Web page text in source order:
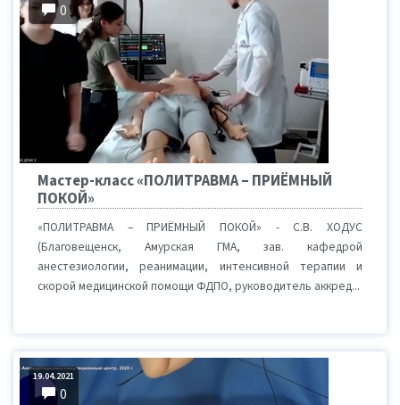
0
Мастер-класс «ПОЛИТРАВМА – ПРИЁМНЫЙ
ПОКОЙ»
«ПОЛИТРАВМА – ПРИЁМНЫЙ ПОКОЙ» - С.В. ХОДУС
(Благовещенск, Амурская ГМА, зав. кафедрой
анестезиологии, реанимации, интенсивной терапии и
скорой медицинской помощи ФДПО, руководитель аккред...
19.04.2021
0